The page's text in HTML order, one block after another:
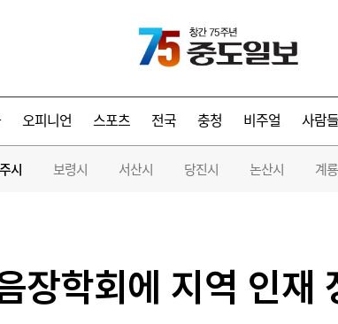
오피니언 스포츠 전국 충청 비주얼 사람들
시 보령시 서산시 당진시 논산시 계
장학회에 지역 인재